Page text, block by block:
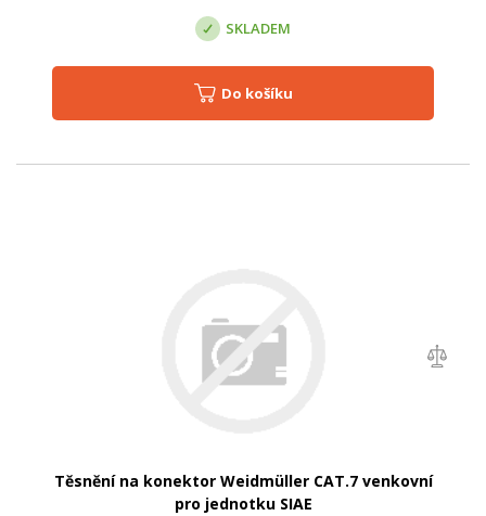
SKLADEM
Do košíku
Těsnění na konektor Weidmüller CAT.7 venkovní
pro jednotku SIAE